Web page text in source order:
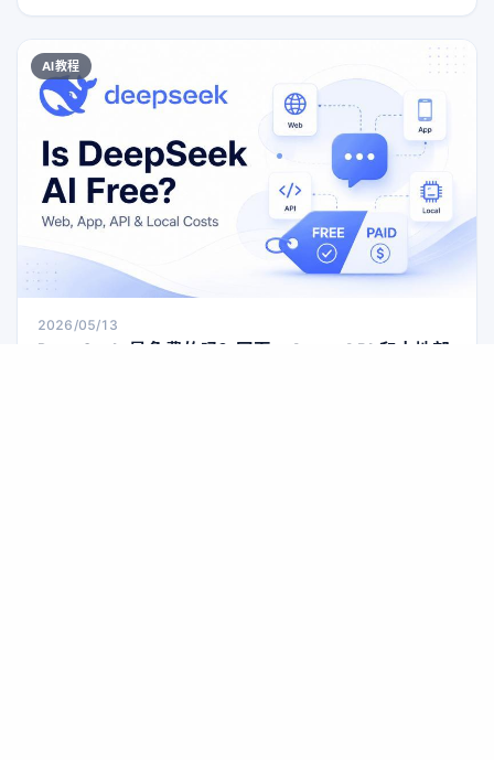
种实际可用的图片生成方案、适用场景与风险提示。
AI教程
2026/05/13
DeepSeek 是免费的吗？网页、App、API 和本地部